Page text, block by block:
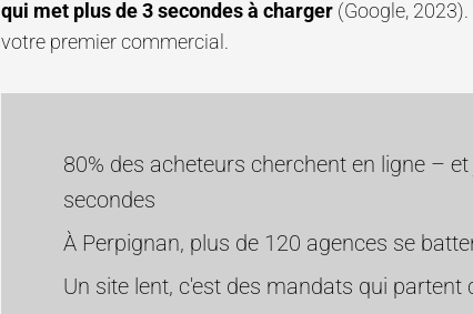
qui met plus de 3 secondes à charger (Google, 2023).
votre premier commercial.
80% des acheteurs cherchent en ligne –
secondes
À Perpignan, plus de 120 agences se
Un site lent, c'est des mandats qui partent